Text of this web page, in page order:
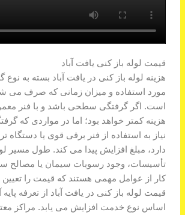
قیمت لوله باز کنی یافت آباد
هزینه لوله باز کنی در یافت آباد بسته به
مورد استفاده و میزان زمانی که صرف می
است. اگر گرفتگی سطحی باشد و با فنر
هزینه کمتر خواهد بود؛ اما در مواردی که
نیاز به استفاده از فنر برقی قوی یا دستگاه
دارد، مبلغ افزایش پیدا می کند. طول مسیر
تأسیسات، وجود رسوبات سیمان یا مصالح
کار از عوامل مهمی هستند که قیمت را تعیین
قیمت لوله باز کنی در یافت آباد از تعرفه
اساس نوع خدمت افزایش می یابد. مراکز